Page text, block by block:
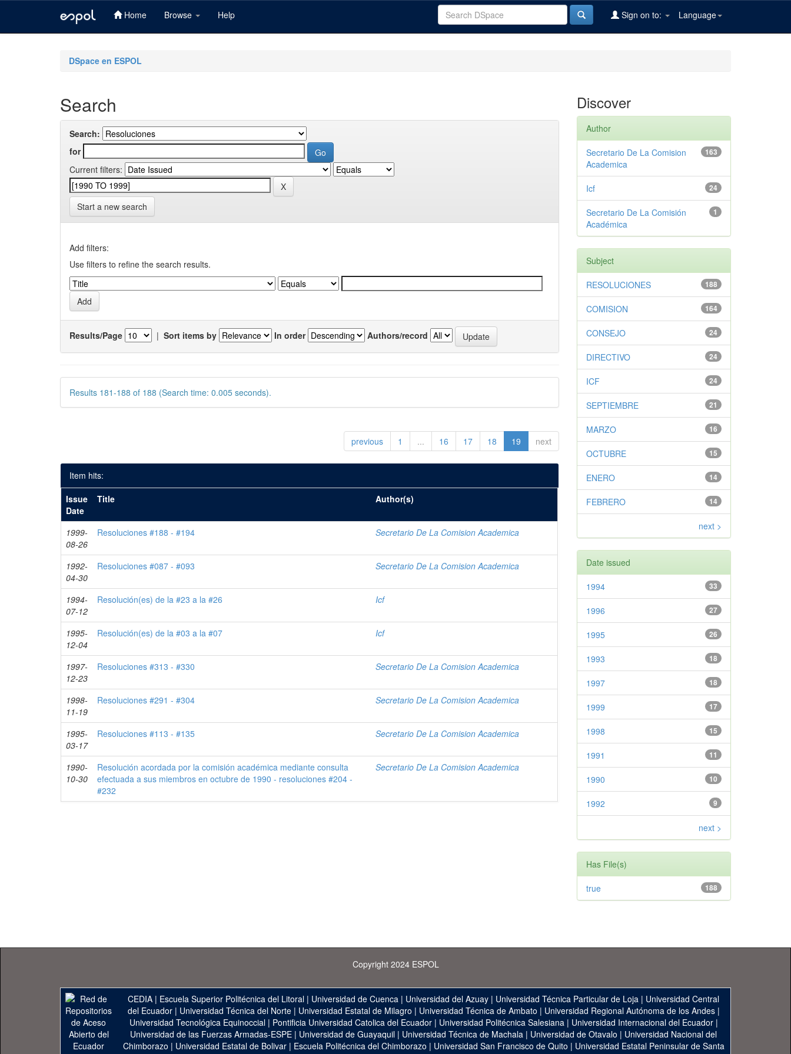
Home Browse Help Language
Sign on to:
DSpace en ESPOL
Search
Search:
for
Current filters:
Start a new search
Add filters:
Use filters to refine the search results.
Results/Page | Sort items by In order Authors/record
Results 181-188 of 188 (Search time: 0.005 seconds).
previous 1 ... 16 17 18 19 next
Item hits:
Issue
Date
Title Author(s)
1999-
08-26
Resoluciones #188 - #194 Secretario De La Comision Academica
1992-
04-30
Resoluciones #087 - #093 Secretario De La Comision Academica
1994-
07-12
Resolución(es) de la #23 a la #26 Icf
1995-
12-04
Resolución(es) de la #03 a la #07 Icf
1997-
12-23
Resoluciones #313 - #330 Secretario De La Comision Academica
1998-
11-19
Resoluciones #291 - #304 Secretario De La Comision Academica
1995-
03-17
Resoluciones #113 - #135 Secretario De La Comision Academica
1990-
10-30
Resolución acordada por la comisión académica mediante consulta
efectuada a sus miembros en octubre de 1990 - resoluciones #204 -
#232
Secretario De La Comision Academica
Discover
Author
163
Secretario De La Comision
Academica
24
Icf
1
Secretario De La Comisión
Académica
Subject
188
RESOLUCIONES
164
COMISION
24
CONSEJO
24
DIRECTIVO
24
ICF
21
SEPTIEMBRE
16
MARZO
15
OCTUBRE
14
ENERO
14
FEBRERO
next >
Date issued
33
1994
27
1996
26
1995
18
1993
18
1997
17
1999
15
1998
11
1991
10
1990
9
1992
next >
Has File(s)
188
true
Copyright 2024 ESPOL
CEDIA | Escuela Superior Politécnica del Litoral | Universidad de Cuenca | Universidad del Azuay | Universidad Técnica Particular de Loja | Universidad Central
del Ecuador| Universidad Técnica del Norte| Universidad Estatal de Milagro | Universidad Técnica de Ambato | Universidad Regional Autónoma de los Andes|
Universidad Tecnológica Equinoccial| Pontificia Universidad Catolica del Ecuador| Universidad Politécnica Salesiana| Universidad Internacional del Ecuador|
Universidad de las Fuerzas Armadas-ESPE | Universidad de Guayaquil | Universidad Técnica de Machala | Universidad de Otavalo | Universidad Nacional del
Chimborazo | Universidad Estatal de Bolivar| Escuela Politécnica del Chimborazo | Universidad San Francisco de Quito | Universidad Estatal Peninsular de Santa